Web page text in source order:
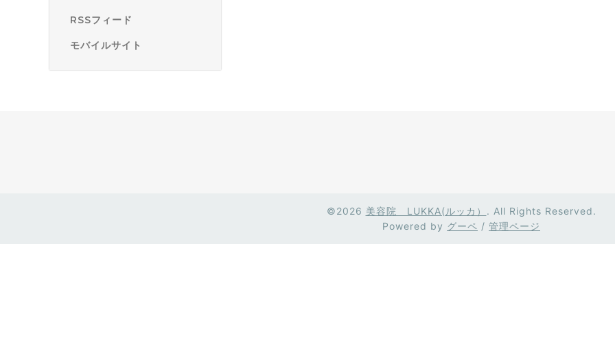
RSSフィード
モバイルサイト
©2026 美容院 LUKKA(ルッカ） . All Rights Reserved.
Powered by グーペ / 管理ページ